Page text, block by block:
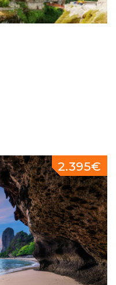
2.395€